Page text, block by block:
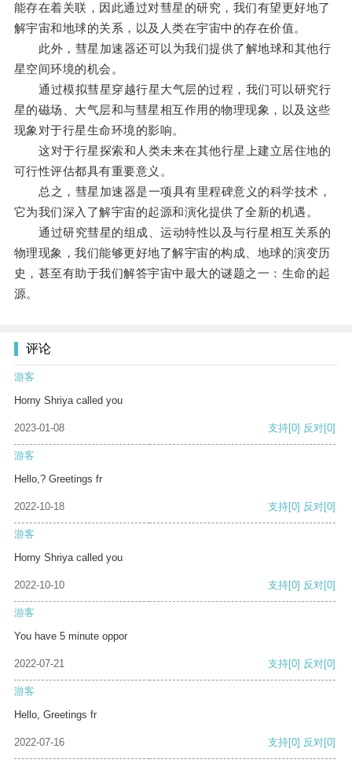
能存在着关联，因此通过对彗星的研究，我们有望更好地了
解宇宙和地球的关系，以及人类在宇宙中的存在价值。
此外，彗星加速器还可以为我们提供了解地球和其他行
星空间环境的机会。
通过模拟彗星穿越行星大气层的过程，我们可以研究行
星的磁场、大气层和与彗星相互作用的物理现象，以及这些
现象对于行星生命环境的影响。
这对于行星探索和人类未来在其他行星上建立居住地的
可行性评估都具有重要意义。
总之，彗星加速器是一项具有里程碑意义的科学技术，
它为我们深入了解宇宙的起源和演化提供了全新的机遇。
通过研究彗星的组成、运动特性以及与行星相互关系的
物理现象，我们能够更好地了解宇宙的构成、地球的演变历
史，甚至有助于我们解答宇宙中最大的谜题之一：生命的起
源。
评论
游客
Horny Shriya called you
2023-01-08 支持[0] 反对[0]
游客
Hello,? Greetings fr
2022-10-18 支持[0] 反对[0]
游客
Horny Shriya called you
2022-10-10 支持[0] 反对[0]
游客
You have 5 minute oppor
2022-07-21 支持[0] 反对[0]
游客
Hello, Greetings fr
2022-07-16 支持[0] 反对[0]